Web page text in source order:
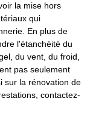
la mise hors
qui
En plus de
l'étanchéité du
du vent, du froid,
pas seulement
sur la rénovation de
contactez-